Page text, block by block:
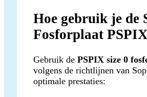
Hoe gebruik je de
Fosforplaat
Gebruik de PSPIX size 0
volgens de richtlijnen van
optimale prestaties: